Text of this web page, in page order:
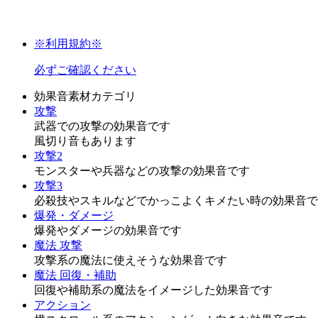
※利用規約※
必ずご確認ください
効果音素材カテゴリ
攻撃
武器での攻撃の効果音です
風切り音もあります
攻撃2
モンスターや兵器などの攻撃の効果音です
攻撃3
必殺技やスキルなどでかっこよくキメたい時の効果音
爆発・ダメージ
爆発やダメージの効果音です
魔法 攻撃
攻撃系の魔法に使えそうな効果音です
魔法 回復・補助
回復や補助系の魔法をイメージした効果音です
アクション